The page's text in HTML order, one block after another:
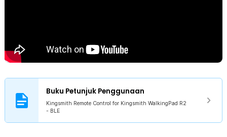
Kelengkapan Produk
Rincian yang Anda dapatkan untuk pembelian produk ini:
Buku Petunjuk Penggunaan
Kingsmith Remote Control for Kingsmith WalkingPad R2
- BLE